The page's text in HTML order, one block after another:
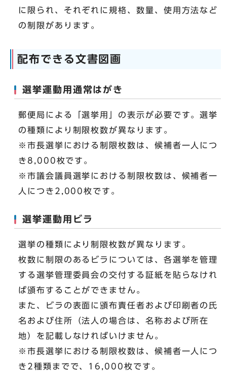
に限られ、それぞれに規格、数量、使用方法など
の制限があります。
配布できる文書図画
選挙運動用通常はがき
郵便局による「選挙用」の表示が必要です。選挙
の種類により制限枚数が異なります。
※市長選挙における制限枚数は、候補者一人につ
き8,000枚です。
※市議会議員選挙における制限枚数は、候補者一
人につき2,000枚です。
選挙運動用ビラ
選挙の種類により制限枚数が異なります。
枚数に制限のあるビラについては、各選挙を管理
する選挙管理委員会の交付する証紙を貼らなけれ
ば頒布することができません。
また、ビラの表面に頒布責任者および印刷者の氏
名および住所（法人の場合は、名称および所在
地）を記載しなければいけません。
※市長選挙における制限枚数は、候補者一人につ
き2種類までで、16,000枚です。